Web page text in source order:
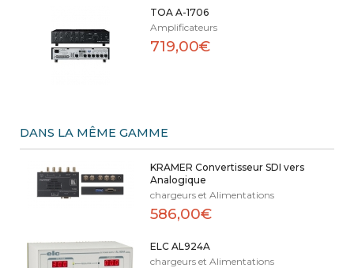
TOA A-1706
Amplificateurs
719,00€
DANS LA MÊME GAMME
KRAMER Convertisseur SDI vers
Analogique
chargeurs et Alimentations
586,00€
ELC AL924A
chargeurs et Alimentations